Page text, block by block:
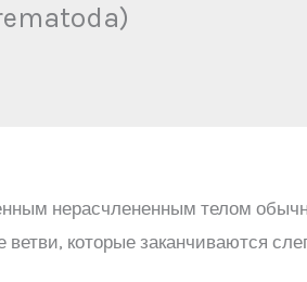
нерасчлененным телом
которые заканчиваются